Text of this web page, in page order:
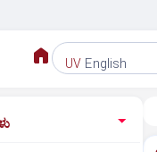
UV English